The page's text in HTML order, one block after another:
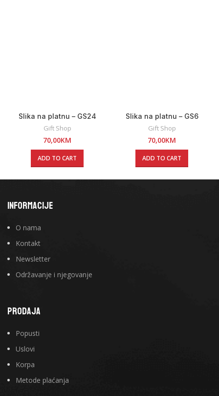
Slika na platnu – GS24
Gift Shop
70,00KM
ADD TO CART
Slika na platnu – GS6
Gift Shop
70,00KM
ADD TO CART
INFORMACIJE
O nama
Kontakt
Newsletter
Održavanje i njegovanje
PRODAJA
Popusti
Uslovi
Korpa
Metode plaćanja